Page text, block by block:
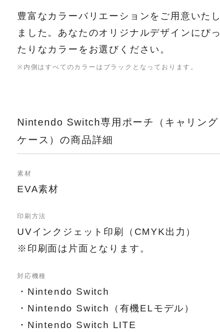
豊富なカラーバリエーションをご用意いた
ました。あなたのオリジナルデザインにぴ
たりなカラーをお選びください。
※内側はすべてのカラーはブラックとなっております。
Nintendo Switch専用ポーチ（キャリング
ケース）の商品詳細
素材
EVA素材
印刷方法
UVインクジェット印刷（CMYK出力）
※印刷面は片面となります。
対応機種
・Nintendo Switch
・Nintendo Switch（有機ELモデル）
・Nintendo Switch LITE